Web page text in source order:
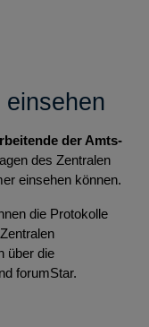
der Amts-
des Zentralen
einsehen können.
die Protokolle
über die
forumStar.